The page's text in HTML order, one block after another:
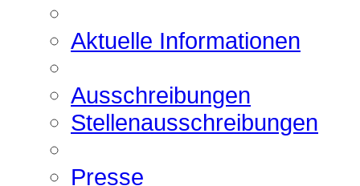
Aktuelle Informationen
Ausschreibungen
Stellenausschreibungen
Presse